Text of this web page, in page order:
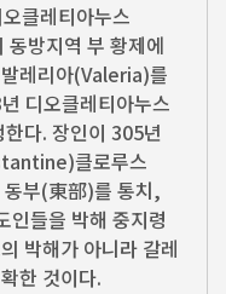
클레티아누스
방지역 부 황제에
레리아(Valeria)를
디오클레티아누스
다. 장인이 305년
클로루스
부(東部)를 통치,
인들을 박해 중지령
박해가 아니라 갈레
한 것이다.